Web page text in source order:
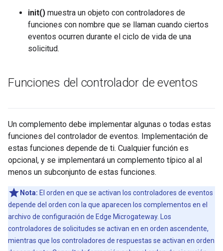
init() muestra un objeto con controladores de
funciones con nombre que se llaman cuando ciertos
eventos ocurren durante el ciclo de vida de una
solicitud.
Funciones del controlador de eventos
Un complemento debe implementar algunas o todas estas
funciones del controlador de eventos. Implementación de
estas funciones depende de ti. Cualquier función es
opcional, y se implementará un complemento típico al al
menos un subconjunto de estas funciones.
Nota: El orden en que se activan los controladores de eventos
depende del orden con la que aparecen los complementos en el
archivo de configuración de Edge Microgateway. Los
controladores de solicitudes se activan en en orden ascendente,
mientras que los controladores de respuestas se activan en orden